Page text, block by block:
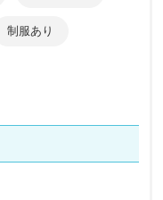
制服あり